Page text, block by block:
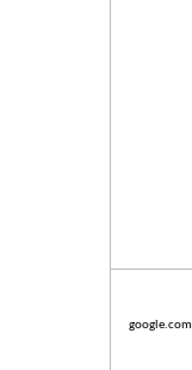
google.com